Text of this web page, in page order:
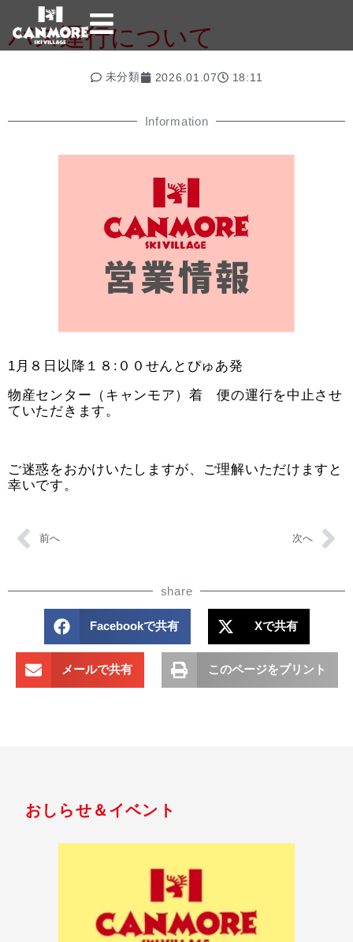
バス運行について
未分類 2026.01.07 18:11
Information
1月８日以降１８:００せんとぴゅあ発
物産センター（キャンモア）着 便の運行を中止させ
ていただきます。
ご迷惑をおかけいたしますが、ご理解いただけますと
幸いです。
前へ 次へ
share
Facebookで共有 Xで共有
メールで共有 このページをプリント
おしらせ＆イベント